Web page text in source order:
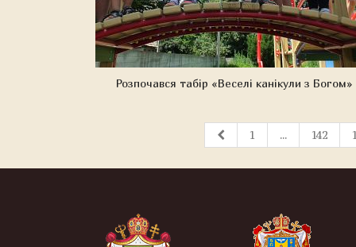
Розпочався табір «Веселі канікули з Богом»
1 ... 142